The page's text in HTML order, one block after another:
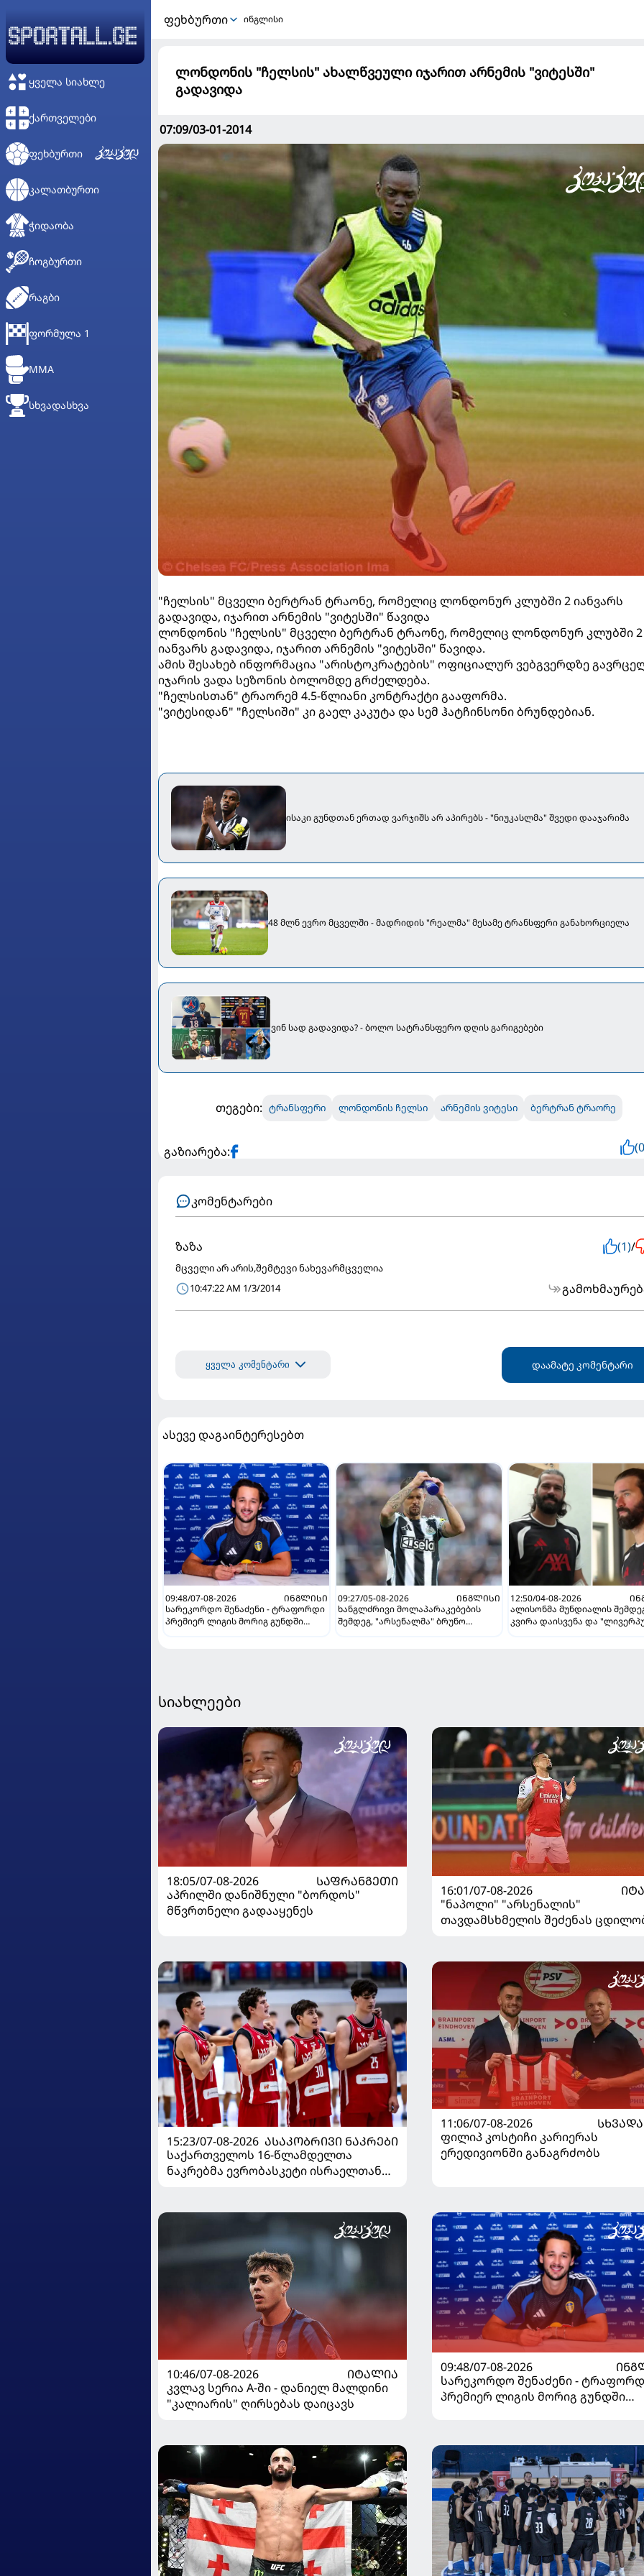
ᲧᲕᲔᲚᲐ ᲡᲘᲐᲮᲚᲔ
ᲥᲐᲠᲗᲕᲔᲚᲔᲑᲘ
ᲤᲔᲮᲑᲣᲠᲗᲘ
ᲙᲐᲚᲐᲗᲑᲣᲠᲗᲘ
ᲭᲘᲓᲐᲝᲑᲐ
ᲩᲝᲒᲑᲣᲠᲗᲘ
ᲠᲐᲒᲑᲘ
ᲤᲝᲠᲛᲣᲚᲐ 1
MMA
ᲡᲮᲕᲐᲓᲐᲡᲮᲕᲐ
ᲤᲔᲮᲑᲣᲠᲗᲘ ინგლისი
ლონდონის "ჩელსის" ახალწვეული იჯარით არნემის "ვიტესში"
გადავიდა
07:09/03-01-2014
"ჩელსის" მცველი ბერტრან ტრაონე, რომელიც ლონდონურ კლუბში 2 იანვარს
გადავიდა, იჯარით არნემის "ვიტესში" წავიდა
ლონდონის "ჩელსის" მცველი ბერტრან ტრაონე, რომელიც ლონდონურ კლუბში 2
იანვარს გადავიდა, იჯარით არნემის "ვიტესში" წავიდა.
ამის შესახებ ინფორმაცია "არისტოკრატების" ოფიციალურ ვებგვერდზე
იჯარის ვადა სეზონის ბოლომდე გრძელდება.
"ჩელსისთან" ტრაორემ 4.5-წლიანი კონტრაქტი გააფორმა.
"ვიტესიდან" "ჩელსიში" კი გაელ კაკუტა და სემ ჰატჩინსონი ბრუნდებიან.
ისაკი გუნდთან ერთად ვარჯიშს არ აპირებს - "ნიუკასლმა" შვედი დააჯარიმა
48 მლნ ევრო მცველში - მადრიდის "რეალმა" მესამე ტრანსფერი განახორციელა
ვინ სად გადავიდა? - ბოლო სატრანსფერო დღის გარიგებები
თეგები: ტრანსფერი ლონდონის ჩელსი არნემის ვიტესი ბერტრან ტრაორე
გაზიარება:
კომენტარები
ზაზა (1)/
მცველი არ არის,შემტევი ნახევარმცველია
10:47:22 AM 1/3/2014
ყველა კომენტარი დაამატე კომენტარი
ასევე დაგაინტერესებთ
09:48/07-08-2026
ᲘᲜᲒᲚᲘᲡᲘ
სარეკორდო შენაძენი - ტრაფორდი
პრემიერ ლიგის მორიგ გუნდში
09:27/05-08-2026
ᲘᲜᲒᲚᲘᲡᲘ
ხანგლძრივი მოლაპარაკებების
შემდეგ, "არსენალმა" ბრუნო
12:50/04-08-2026
ალისონმა მუნდიალის
კვირა დაისვენა და
სიახლეები
18:05/07-08-2026
ᲡᲐᲤᲠᲐᲜᲒᲔᲗᲘ
აპრილში დანიშნული "ბორდოს"
მწვრთნელი გადააყენეს
16:01/07-08-2026
"ნაპოლი" "არსენალის"
თავდამსხმელის შეძენას
15:23/07-08-2026 ᲐᲡᲐᲙᲝᲑᲠᲘᲕᲘ ᲜᲐᲙᲠᲔᲑᲘ
საქართველოს 16-წლამდელთა
ნაკრებმა ევრობასკეტი ისრაელთან
11:06/07-08-2026
ფილიპ კოსტიჩი კარიერას
ერედივიონში განაგრძობს
10:46/07-08-2026
ᲘᲢᲐᲚᲘᲐ
კვლავ სერია A-ში - დანიელ მალდინი
"კალიარის" ღირსებას დაიცავს
09:48/07-08-2026
სარეკორდო შენაძენი -
პრემიერ ლიგის მორიგ გუნდში